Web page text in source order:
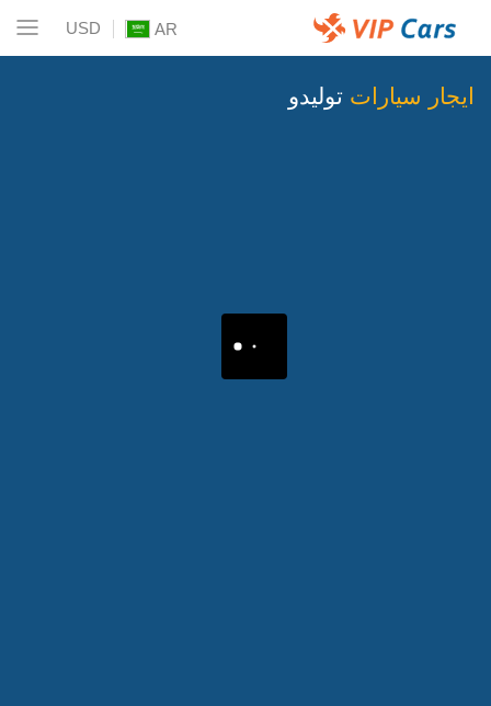
AR
USD
ايجار سيارات توليدو